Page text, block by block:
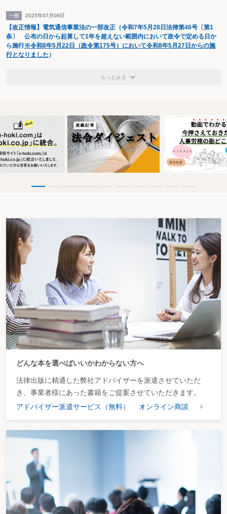
一般 2025年07月08日
【改正情報】電気通信事業法の一部改正（令和7年5月28日法律第46号〔第1
条〕 公布の日から起算して1年を超えない範囲内において政令で定める日か
ら施行※令和8年5月22日（政令第175号）において令和8年5月27日からの施
行となりました ）
もっとみる
どんな本を選べばいいかわからない方へ
法律出版に精通した弊社アドバイザーを派遣させていただ
き、事業者様にあった書籍をご提案させていただきます。
アドバイザー派遣サービス（無料）
オンライン商談